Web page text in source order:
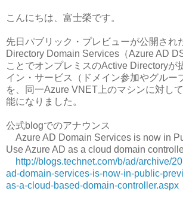
こんにちは、富士榮です。
先日パブリック・プレビューが公開され
Directory Domain Services（Azure AD
ことでオンプレミスのActive Directoryが
イン・サービス（ドメイン参加やグルー
を、同一Azure VNET上のマシンに対し
能になりました。
公式blogでのアナウンス
Azure AD Domain Services is now in
Use Azure AD as a cloud domain
http://blogs.technet.com/b/ad/archive/
ad-domain-services-is-now-in-public-
as-a-cloud-based-domain-controller.aspx